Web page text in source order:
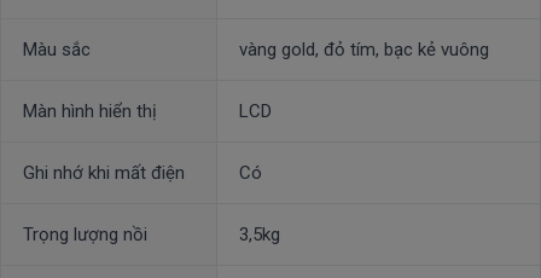
Màu sắc vàng gold, đỏ tím, bạc kẻ vuông
Màn hình hiển thị LCD
Ghi nhớ khi mất điện Có
Trọng lượng nồi 3,5kg